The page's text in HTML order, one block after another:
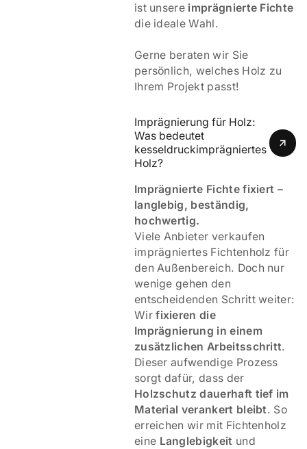
ist unsere imprägnierte Fichte
die ideale Wahl.
Gerne beraten wir Sie
persönlich, welches Holz zu
Ihrem Projekt passt!
Imprägnierung für Holz:
Was bedeutet
kesseldruckimprägniertes
Holz?
Imprägnierte Fichte fixiert –
langlebig, beständig,
hochwertig.
Viele Anbieter verkaufen
imprägniertes Fichtenholz für
den Außenbereich. Doch nur
wenige gehen den
entscheidenden Schritt weiter:
Wirfixieren die
Imprägnierung in einem
zusätzlichen Arbeitsschritt.
Dieser aufwendige Prozess
sorgt dafür, dass der
Holzschutz dauerhaft tief im
Material verankert bleibt. So
erreichen wir mit Fichtenholz
eine Langlebigkeit und